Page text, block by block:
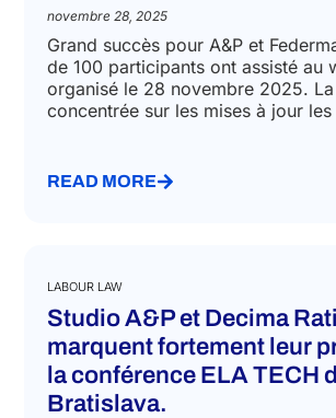
novembre 28, 2025
Grand succès pour A&P et
de 100 participants ont assisté au
organisé le 28 novembre 2025. La
concentrée sur les mises à jour
READ MORE
LABOUR LAW
Studio A&P et Decima
marquent fortement leur
la conférence ELA TECH
Bratislava.